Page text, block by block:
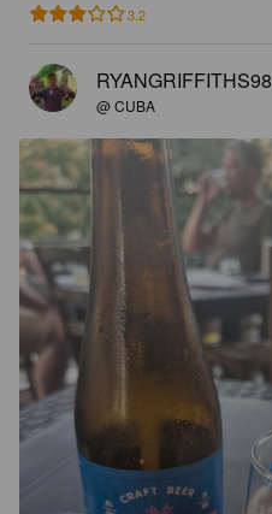
3.2
RYANGRIFFITHS98
@ CUBA